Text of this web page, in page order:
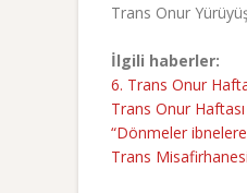
Trans Onur
İlgili haberler:
6. Trans Onur
Trans Onur
“Dönmeler ibnelere
Trans